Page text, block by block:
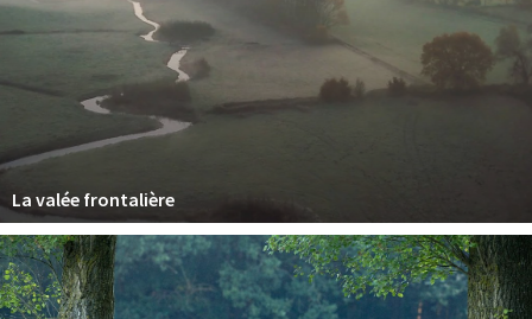
La valée frontalière